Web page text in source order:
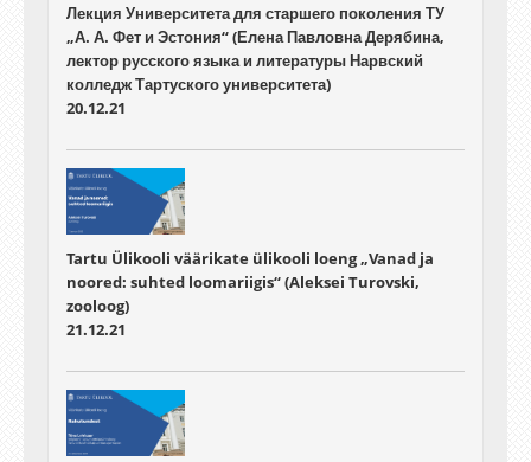
Лекция Университета для старшего поколения ТУ
„А. А. Фет и Эстония“ (Елена Павловна Дерябина,
лектор русского языка и литературы Нарвский
колледж Тартуского университета)
20.12.21
Tartu Ülikooli väärikate ülikooli loeng „Vanad ja
noored: suhted loomariigis“ (Aleksei Turovski,
zooloog)
21.12.21